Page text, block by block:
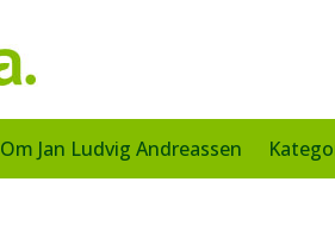
Om Jan Ludvig Andreassen